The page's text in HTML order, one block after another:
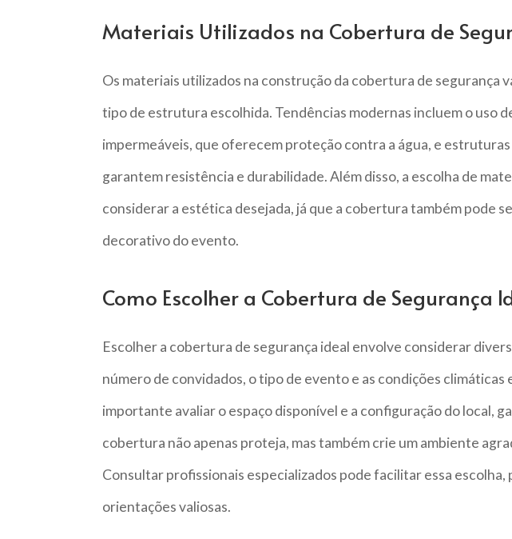
Materiais Utilizados na Cobertura de
Os materiais utilizados na construção da cobertura de segurança
tipo de estrutura escolhida. Tendências modernas incluem o uso
impermeáveis, que oferecem proteção contra a água, e
garantem resistência e durabilidade. Além disso, a escolha de
considerar a estética desejada, já que a cobertura também pode
decorativo do evento.
Como Escolher a Cobertura de Segurança
Escolher a cobertura de segurança ideal envolve considerar
número de convidados, o tipo de evento e as condições climáticas
importante avaliar o espaço disponível e a configuração do local,
cobertura não apenas proteja, mas também crie um ambiente
Consultar profissionais especializados pode facilitar essa
orientações valiosas.